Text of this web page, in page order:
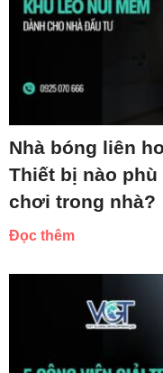
Nhà bóng liên
Thiết bị nào
chơi trong nhà?
Đọc thêm